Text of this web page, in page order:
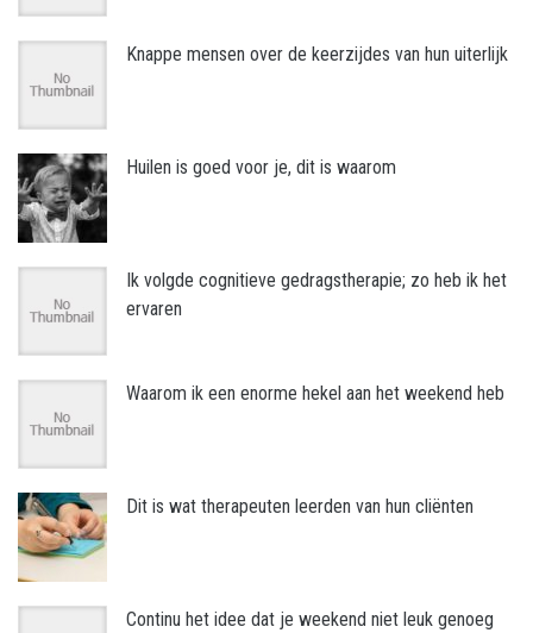
Knappe mensen over de keerzijdes van hun uiterlijk
Huilen is goed voor je, dit is waarom
Ik volgde cognitieve gedragstherapie; zo heb ik het
ervaren
Waarom ik een enorme hekel aan het weekend heb
Dit is wat therapeuten leerden van hun cliënten
Continu het idee dat je weekend niet leuk genoeg